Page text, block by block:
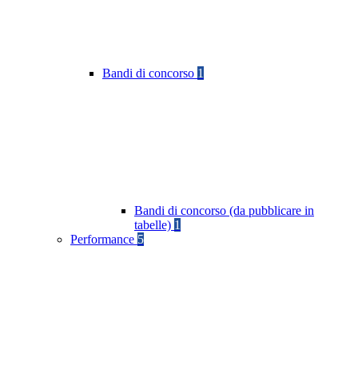
Bandi di concorso 1
Bandi di concorso (da pubblicare in
tabelle) 1
Performance 5